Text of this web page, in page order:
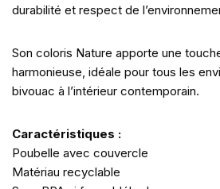
durabilité et respect de
Son coloris Nature apporte une
harmonieuse, idéale pour tous les
bivouac à l’intérieur contemporain.
Caractéristiques :
Poubelle avec couvercle
Matériau recyclable